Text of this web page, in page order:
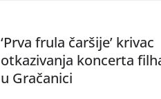
‘Prva frula čaršije’ krivac
otkazivanja koncerta
u Gračanici